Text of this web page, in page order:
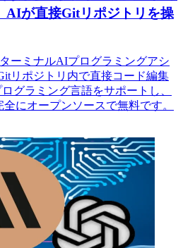
AIが直接Gitリポジトリを操
ーミナルAIプログラミングアシ
リポジトリ内で直接コード編集
グラミング言語をサポートし、
にオープンソースで無料です。